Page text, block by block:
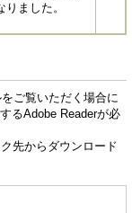
ました。
ご覧いただく場合に
るAdobe Readerが必
先からダウンロード